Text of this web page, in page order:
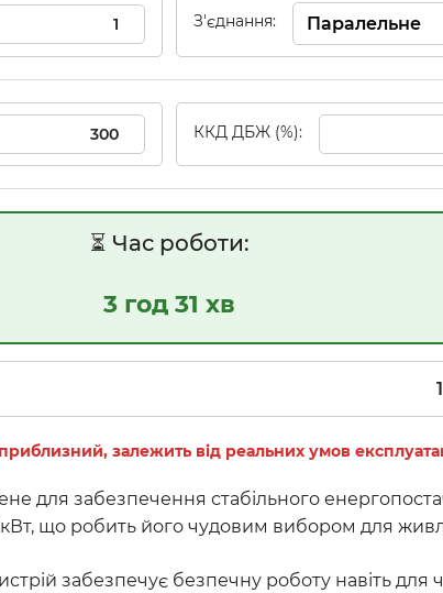
З'єднання:
ККД ДБЖ (%):
⏳ Час роботи:
3 год 31 хв
залежить від реальних умов
для забезпечення стабільного
що робить його чудовим вибором для
забезпечує безпечну роботу навіть для